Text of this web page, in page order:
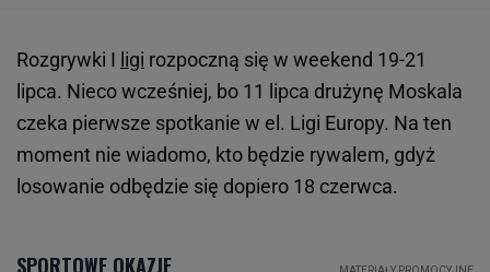
Rozgrywki I ligi rozpoczną się w weekend 19-21
lipca. Nieco wcześniej, bo 11 lipca drużynę Moskala
czeka pierwsze spotkanie w el. Ligi Europy. Na ten
moment nie wiadomo, kto będzie rywalem, gdyż
losowanie odbędzie się dopiero 18 czerwca.